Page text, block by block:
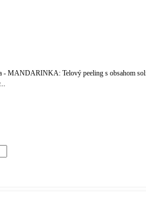
- MANDARINKA: Telový peeling s obsahom